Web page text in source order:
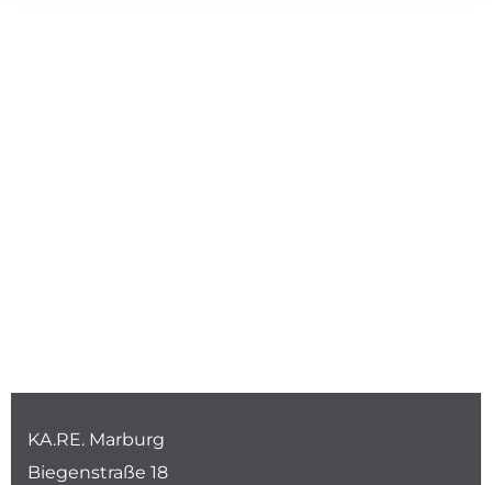
KA.RE. Marburg
Biegenstraße 18